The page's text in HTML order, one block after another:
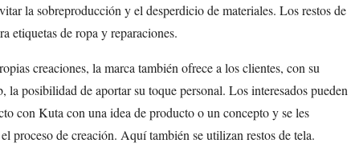
la sobreproducción y el desperdicio de materiales. Los restos de
etiquetas de ropa y reparaciones.
creaciones, la marca también ofrece a los clientes, con su
la posibilidad de aportar su toque personal. Los interesados pueden
con Kuta con una idea de producto o un concepto y se les
proceso de creación. Aquí también se utilizan restos de tela.